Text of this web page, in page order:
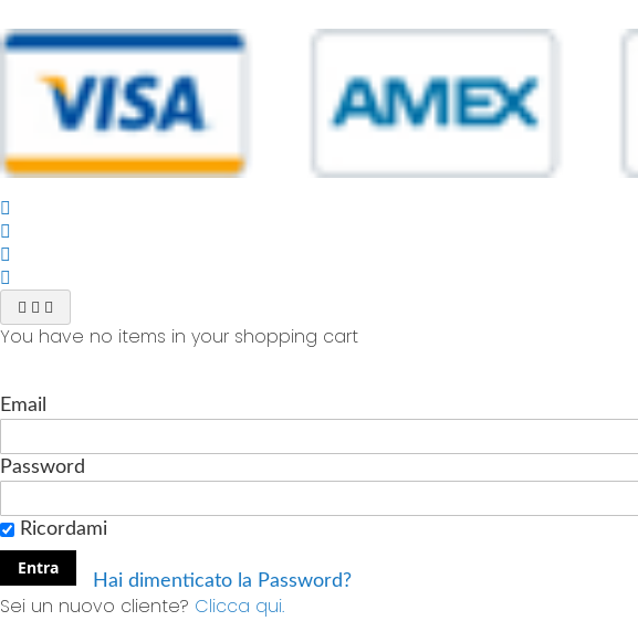
You have no items in your shopping cart
Email
Password
Ricordami
Entra
Hai dimenticato la Password?
Sei un nuovo cliente? Clicca qui.